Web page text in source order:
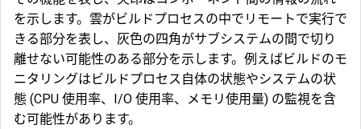
を示します。雲がビルドプロセスの中でリモートで実行で
きる部分を表し、灰色の四角がサブシステムの間で切り
離せない可能性のある部分を示します。例えばビルドのモ
ニタリングはビルドプロセス自体の状態やシステムの状
態 (CPU 使用率、I/O 使用率、メモリ使用量) の監視を含
む可能性があります。